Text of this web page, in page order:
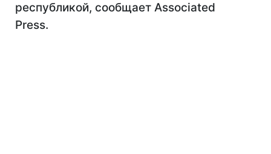
республикой, сообщает Associated
Press.